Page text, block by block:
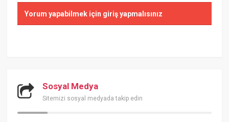
Yorum yapabilmek için giriş yapmalısınız
Sosyal Medya
Sitemizi sosyal medyada takip edin